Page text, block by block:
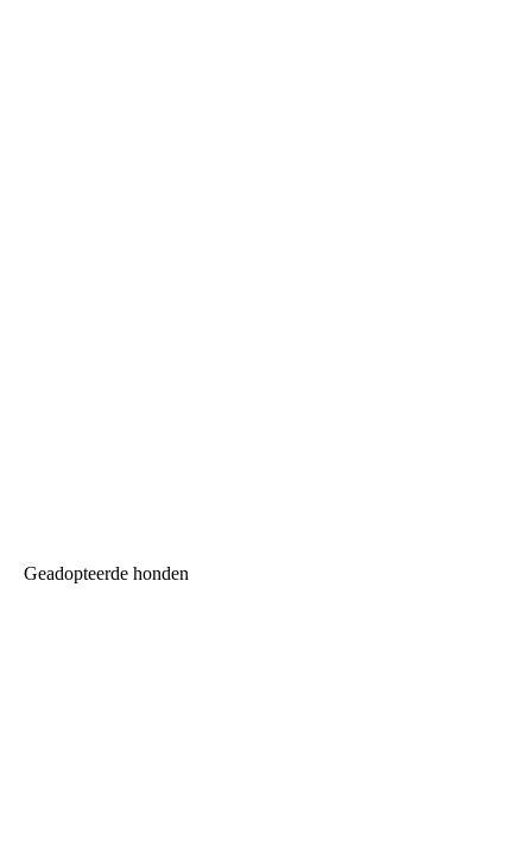
Geadopteerde honden